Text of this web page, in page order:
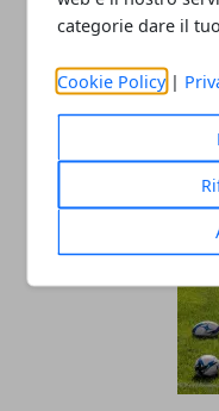
categorie dare il
Cookie Policy |